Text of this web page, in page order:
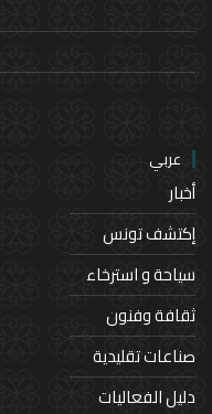
عربي
أخبار
إكتشف تونس
سياحة و استرخاء
ثقافة وفنون
صناعات تقليدية
دليل الفعاليات